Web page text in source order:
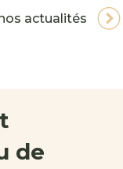
actualités
de